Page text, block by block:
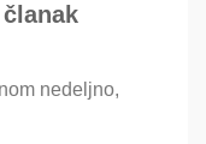
nedeljno,